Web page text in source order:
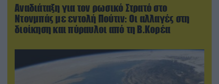
Αναδιάταξη για τον ρωσικό Στρατό στο
Ντονμπάς με εντολή Πούτιν: Οι αλλαγές στη
διοίκηση και πύραυλοι από τη Β.Κορέα